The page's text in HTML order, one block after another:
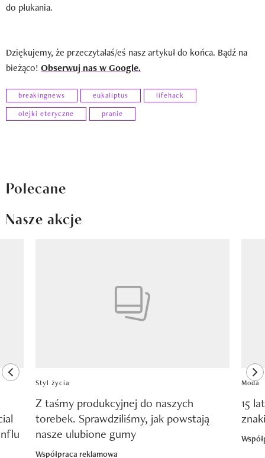
do płukania.
Dziękujemy, że przeczytałaś/eś nasz artykuł do końca. Bądź na
bieżąco! Obserwuj nas w Google.
breakingnews eukaliptus
lifehack
olejki eteryczne
pranie
Polecane
Nasze akcje
previous element
Styl życia
Z taśmy produkcyjnej do naszych
torebek. Sprawdziliśmy, jak powstają
nasze ulubione gumy
Współpraca reklamowa
Moda
15